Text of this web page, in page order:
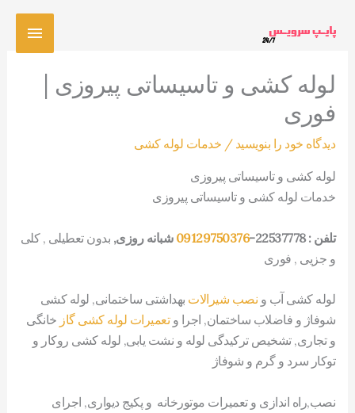
لوله کشی و تاسیساتی پیروزی |
فوری
دیدگاه‌ خود را بنویسید / خدمات لوله کشی
لوله کشی و تاسیساتی پیروزی
خدمات لوله کشی و تاسیساتی پیروزی
تلفن : 22537778- 09129750376 شبانه روزی, بدون تعطیلی , کلی
و جزیی , فوری
لوله کشی آب و نصب شیرالات بهداشتی ساختمانی, لوله کشی
شوفاژ و فاضلاب ساختمان, اجرا وتعمیرات لوله کشی گاز خانگی
و تجاری, تشخیص ترکیدگی لوله و نشت یابی, لوله کشی روکار و
توکار سرد و گرم و شوفاژ
نصب,راه اندازی و تعمیرات موتورخانه و پکیج دیواری, اجرای